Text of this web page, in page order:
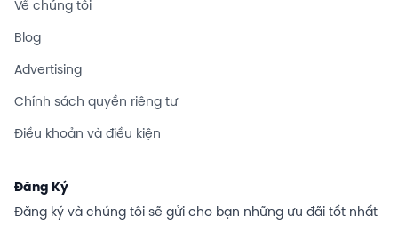
Về chúng tôi
Blog
Advertising
Chính sách quyền riêng tư
Điều khoản và điều kiện
Đăng Ký
Đăng ký và chúng tôi sẽ gửi cho bạn những ưu đãi tốt nhất